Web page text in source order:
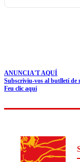
ANUNCIA'T AQUÍ
Subscriviu-vos al butlletí
Feu clic aquí